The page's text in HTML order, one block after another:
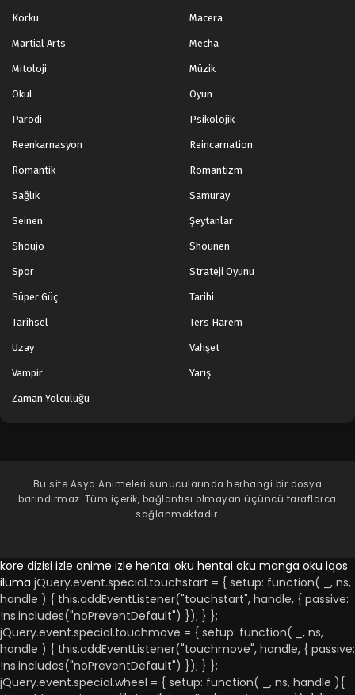
Korku Macera
Martial Arts Mecha
Mitoloji Müzik
Okul Oyun
Parodi Psikolojik
Reenkarnasyon Reincarnation
Romantik Romantizm
Sağlık Samuray
Seinen Şeytanlar
Shoujo Shounen
Spor Strateji Oyunu
Süper Güç Tarihi
Tarihsel Ters Harem
Uzay Vahşet
Vampir Yarış
Zaman Yolculuğu
Bu site Asya Animeleri sunucularında herhangi bir dosya
barındırmaz. Tüm içerik, bağlantısı olmayan üçüncü taraflarca
sağlanmaktadır.
kore dizisi izle anime izle hentai oku hentai oku manga oku iqos
iluma jQuery.event.special.touchstart = { setup: function( _, ns,
handle ) { this.addEventListener("touchstart", handle, { passive:
!ns.includes("noPreventDefault") }); } };
jQuery.event.special.touchmove = { setup: function( _, ns,
handle ) { this.addEventListener("touchmove", handle, { passive:
!ns.includes("noPreventDefault") }); } };
jQuery.event.special.wheel = { setup: function( _, ns, handle ){